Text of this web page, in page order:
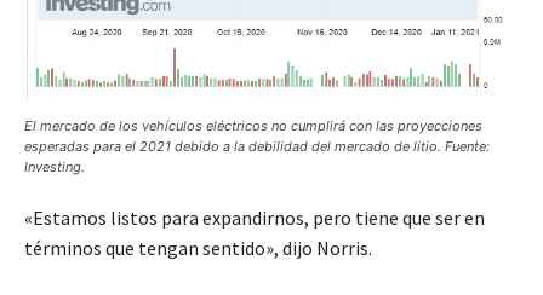
El mercado de los vehículos eléctricos no cumplirá con las proyecciones
esperadas para el 2021 debido a la debilidad del mercado de litio. Fuente:
Investing.
«Estamos listos para expandirnos, pero tiene que ser en
términos que tengan sentido», dijo Norris.